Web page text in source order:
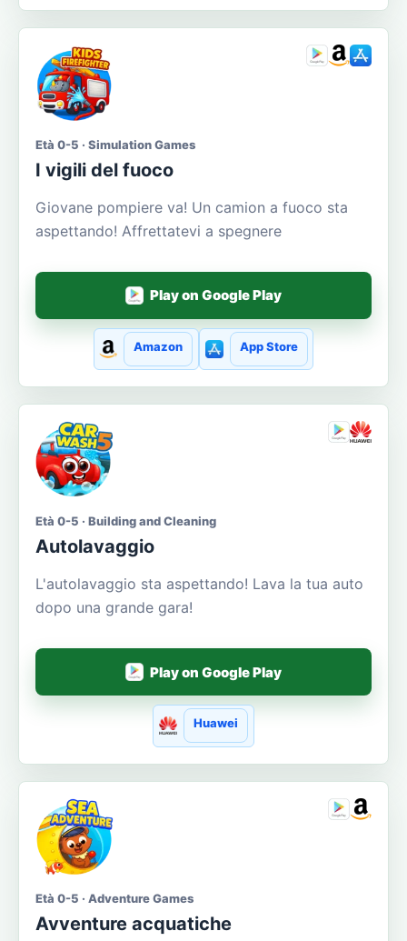
Età 0-5 · Simulation Games
I vigili del fuoco
Giovane pompiere va! Un camion a fuoco sta
aspettando! Affrettatevi a spegnere
Play on Google Play
Amazon App Store
Età 0-5 · Building and Cleaning
Autolavaggio
L'autolavaggio sta aspettando! Lava la tua auto
dopo una grande gara!
Play on Google Play
Huawei
Età 0-5 · Adventure Games
Avventure acquatiche